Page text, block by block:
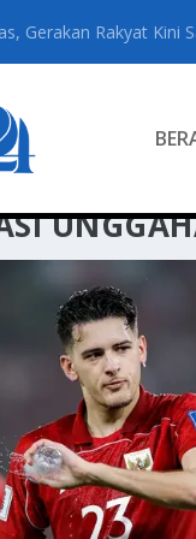
Gerakan Rakyat Kini